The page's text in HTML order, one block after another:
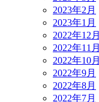
2023年2月
2023年1月
2022年12月
2022年11月
2022年10月
2022年9月
2022年8月
2022年7月